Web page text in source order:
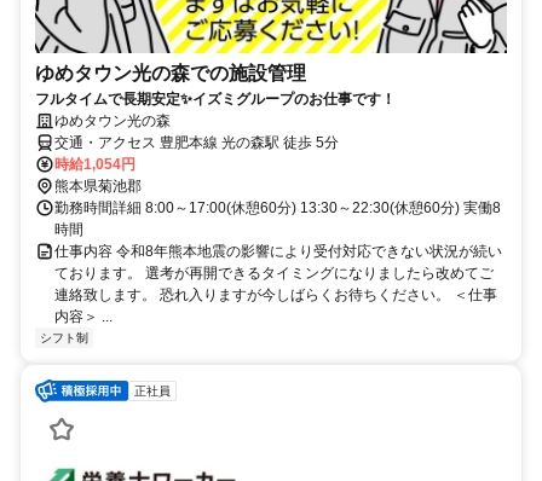
ゆめタウン光の森での施設管理
フルタイムで長期安定✨イズミグループのお仕事です！
ゆめタウン光の森
交通・アクセス 豊肥本線 光の森駅 徒歩 5分
時給1,054円
熊本県菊池郡
勤務時間詳細 8:00～17:00(休憩60分) 13:30～22:30(休憩60分) 実働8
時間
仕事内容 令和8年熊本地震の影響により受付対応できない状況が続い
ております。 選考が再開できるタイミングになりましたら改めてご
連絡致します。 恐れ入りますが今しばらくお待ちください。 ＜仕事
内容＞ ...
シフト制
正社員